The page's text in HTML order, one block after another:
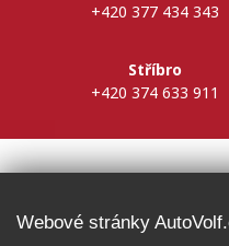
+420 377 434 343
Stříbro
+420 374 633 911
Webové stránky